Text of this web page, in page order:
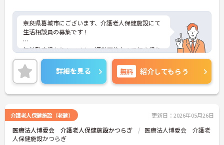
奈良県葛城市にございます、介護老人保健施設にて
生活相談員の募集です！
無料駐車場あり！マイカー通勤可能なので行き帰り
がスムーズ♪
育児休暇制度や利用可能な託児所があり、お子様の
いらっしゃる方でも安心して働けます★
せください。
詳細を見る 無料 紹介してもらう
介護老人保健施設（老健） 更新日：2026年05月26日
医療法人博愛会 介護老人保健施設かつらぎ
医療法人博愛会 介護老
人保健施設かつらぎ